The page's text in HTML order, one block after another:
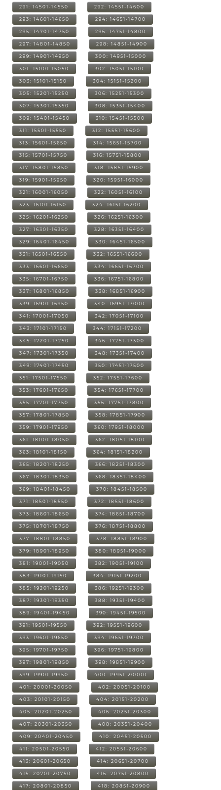
291: 14501-14550 292: 14551-14600
293: 14601-14650 294: 14651-14700
295: 14701-14750 296: 14751-14800
297: 14801-14850 298: 14851-14900
299: 14901-14950 300: 14951-15000
301: 15001-15050 302: 15051-15100
303: 15101-15150 304: 15151-15200
305: 15201-15250 306: 15251-15300
307: 15301-15350 308: 15351-15400
309: 15401-15450 310: 15451-15500
311: 15501-15550 312: 15551-15600
313: 15601-15650 314: 15651-15700
315: 15701-15750 316: 15751-15800
317: 15801-15850 318: 15851-15900
319: 15901-15950 320: 15951-16000
321: 16001-16050 322: 16051-16100
323: 16101-16150 324: 16151-16200
325: 16201-16250 326: 16251-16300
327: 16301-16350 328: 16351-16400
329: 16401-16450 330: 16451-16500
331: 16501-16550 332: 16551-16600
333: 16601-16650 334: 16651-16700
335: 16701-16750 336: 16751-16800
337: 16801-16850 338: 16851-16900
339: 16901-16950 340: 16951-17000
341: 17001-17050 342: 17051-17100
343: 17101-17150 344: 17151-17200
345: 17201-17250 346: 17251-17300
347: 17301-17350 348: 17351-17400
349: 17401-17450 350: 17451-17500
351: 17501-17550 352: 17551-17600
353: 17601-17650 354: 17651-17700
355: 17701-17750 356: 17751-17800
357: 17801-17850 358: 17851-17900
359: 17901-17950 360: 17951-18000
361: 18001-18050 362: 18051-18100
363: 18101-18150 364: 18151-18200
365: 18201-18250 366: 18251-18300
367: 18301-18350 368: 18351-18400
369: 18401-18450 370: 18451-18500
371: 18501-18550 372: 18551-18600
373: 18601-18650 374: 18651-18700
375: 18701-18750 376: 18751-18800
377: 18801-18850 378: 18851-18900
379: 18901-18950 380: 18951-19000
381: 19001-19050 382: 19051-19100
383: 19101-19150 384: 19151-19200
385: 19201-19250 386: 19251-19300
387: 19301-19350 388: 19351-19400
389: 19401-19450 390: 19451-19500
391: 19501-19550 392: 19551-19600
393: 19601-19650 394: 19651-19700
395: 19701-19750 396: 19751-19800
397: 19801-19850 398: 19851-19900
399: 19901-19950 400: 19951-20000
401: 20001-20050 402: 20051-20100
403: 20101-20150 404: 20151-20200
405: 20201-20250 406: 20251-20300
407: 20301-20350 408: 20351-20400
409: 20401-20450 410: 20451-20500
411: 20501-20550 412: 20551-20600
413: 20601-20650 414: 20651-20700
415: 20701-20750 416: 20751-20800
417: 20801-20850 418: 20851-20900